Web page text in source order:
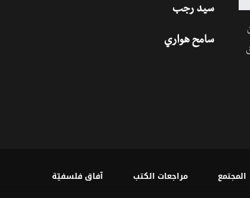
سيد رجب
سامح هواري
المجتمع مراجعات الكتب آفاق فلسفيّة‎